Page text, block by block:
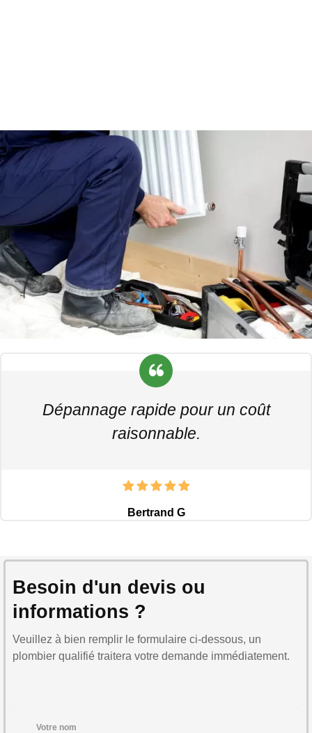
Dépannage rapide pour un coût
raisonnable.
Bertrand G
Besoin d'un devis ou
informations ?
Veuillez à bien remplir le formulaire ci-dessous, un
plombier qualifié traitera votre demande immédiatement.
Votre nom